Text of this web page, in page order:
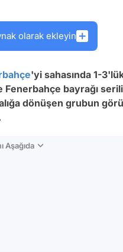
olarak ekleyin
'yi sahasında 1-
Fenerbahçe bayrağı
dönüşen grubun
Aşağıda